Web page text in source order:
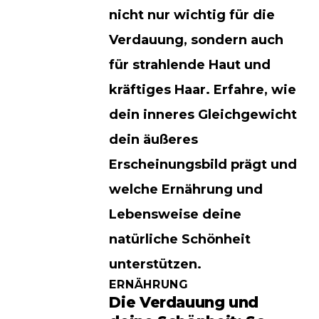
Die Verdauung und
ERNÄHRUNG
nicht nur wichtig für die
Verdauung, sondern auch
für strahlende Haut und
kräftiges Haar. Erfahre, wie
dein inneres Gleichgewicht
dein äußeres
Erscheinungsbild prägt und
welche Ernährung und
Lebensweise deine
natürliche Schönheit
unterstützen.